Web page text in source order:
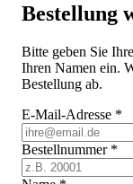
Bestellung
Bitte geben Sie
Ihren Namen ein.
Bestellung ab.
E-Mail-Adresse *
Bestellnummer *